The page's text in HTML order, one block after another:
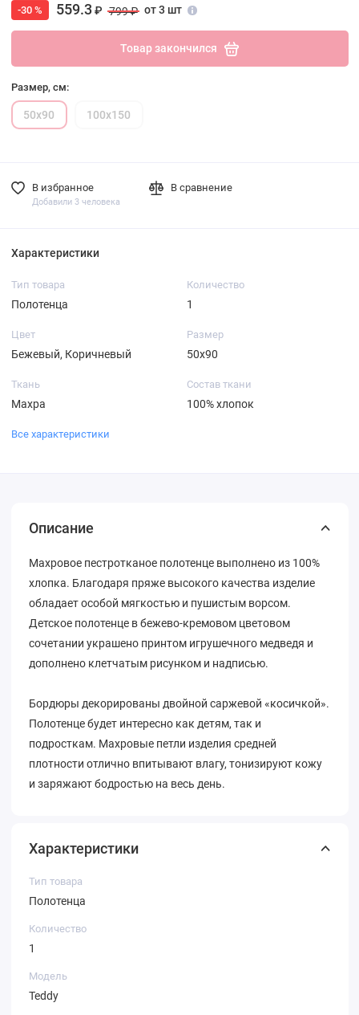
-30 % 559.3₽ 799 ₽ от 3 шт
Товар закончился
Размер, см:
50х90 100х150
В избранное
Добавили 3 человека
В сравнение
Характеристики
Тип товара
Полотенца
Количество
1
Цвет
Бежевый, Коричневый
Размер
50х90
Ткань
Махра
Состав ткани
100% хлопок
Все характеристики
Описание
Махровое пестротканое полотенце выполнено из 100%
хлопка. Благодаря пряже высокого качества изделие
обладает особой мягкостью и пушистым ворсом.
Детское полотенце в бежево-кремовом цветовом
сочетании украшено принтом игрушечного медведя и
дополнено клетчатым рисунком и надписью.
Бордюры декорированы двойной саржевой «косичкой».
Полотенце будет интересно как детям, так и
подросткам. Махровые петли изделия средней
плотности отлично впитывают влагу, тонизируют кожу
и заряжают бодростью на весь день.
Характеристики
Тип товара
Полотенца
Количество
1
Модель
Teddy